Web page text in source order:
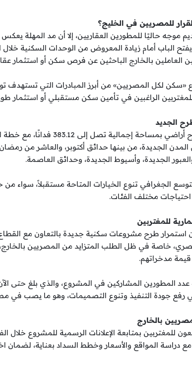
للمصريين في الخليج؟
موجه حاليًا للمطورين العقاريين، إلا أن مد المهلة
يفتح الباب أمام زيادة المعروض من الوحدات السكنية خلال
العاملين بالخارج الباحثين عن فرص سكن أو استثمار
«سكن لكل المصريين» من أبرز المبادرات التي تستهدف
الراغبين في تأمين سكن مستقبلي أو استثمار
الجديد
الجديدة، من بينها حدائق أكتوبر، والعاشر من
الجديدة، وأسيوط الجديدة، وحدائق العاصمة.
الجغرافي تنوع الخيارات المتاحة مستقبلاً، سواء
مختلف الفئات.
للمغتربين
استمرار طرح مشروعات سكنية جديدة بالتعاون مع
خاصة في ظل الطلب المتزايد من المصريين
مدخراتهم.
جودة التنفيذ وتنوع التصميمات، وهو ما يصب في
بالخارج
للمغتربين بمتابعة الإعلانات الرسمية للمشروع خلال
مع دراسة المواقع والأسعار وخطط السداد بعناية، لضمان